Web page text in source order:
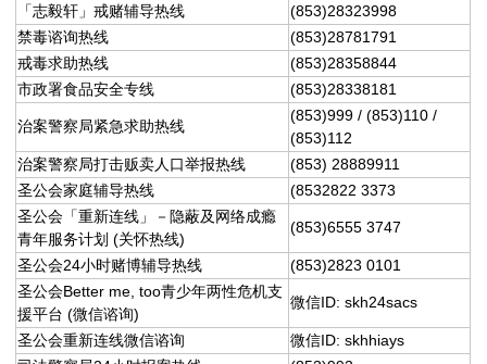
「志毅轩」戒赌辅导热线
(853)28323998
禁毒谘询热线
(853)28781791
戒毒求助热线
(853)28358844
市政署食品安全专线
(853)28338181
治案警察局紧急求助热线
(853)999 / (853)110 /
(853)112
治案警察局打击贩卖人口举报热线
(853) 28889911
圣公会家庭辅导热线
(8532822 3373
圣公会「重新连线」－隐蔽及网络成瘾
青年服务计划 (关怀热线)
(853)6555 3747
圣公会24小时赌博辅导热线
(853)2823 0101
圣公会Better me, too青少年两性危机支
援平台 (微信谘询)
微信ID: skh24sacs
圣公会重新连线微信谘询
微信ID: skhhiays